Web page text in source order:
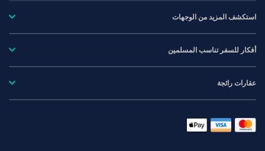
استكشف المزيد من الوجهات
أفكار للسفر تناسب المسلمين
عقارات رائجة